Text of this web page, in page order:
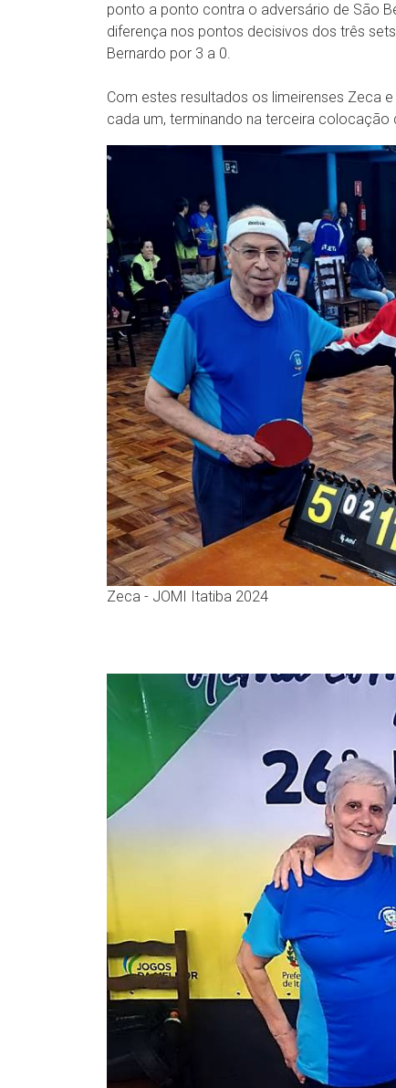
ponto a ponto contra o adversário de São
diferença nos pontos decisivos dos três
Bernardo por 3 a 0.
Com estes resultados os limeirenses Zeca
cada um, terminando na terceira colocação
Zeca - JOMI Itatiba 2024